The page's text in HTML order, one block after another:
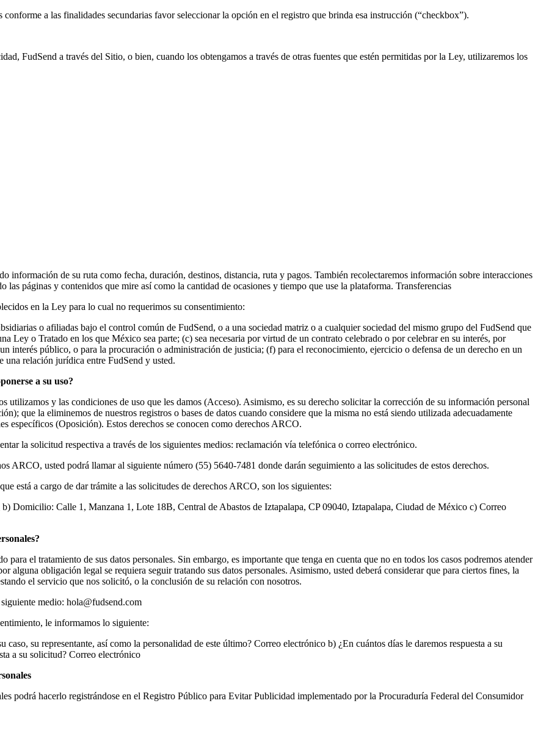
a las finalidades secundarias favor seleccionar la opción en el registro que brinda esa instrucción (“checkbox”).
FudSend a través del Sitio, o bien, cuando los obtengamos a través de otras fuentes que estén permitidas por la Ley, utilizaremos los
información de su ruta como fecha, duración, destinos, distancia, ruta y pagos. También recolectaremos información sobre interacciones
páginas y contenidos que mire así como la cantidad de ocasiones y tiempo que use la plataforma. Transferencias
en la Ley para lo cual no requerimos su consentimiento:
o afiliadas bajo el control común de FudSend, o a una sociedad matriz o a cualquier sociedad del mismo grupo del FudSend que
Ley o Tratado en los que México sea parte; (c) sea necesaria por virtud de un contrato celebrado o por celebrar en su interés, por
interés público, o para la procuración o administración de justicia; (f) para el reconocimiento, ejercicio o defensa de un derecho en un
una relación jurídica entre FudSend y usted.
a su uso?
utilizamos y las condiciones de uso que les damos (Acceso). Asimismo, es su derecho solicitar la corrección de su información personal
que la eliminemos de nuestros registros o bases de datos cuando considere que la misma no está siendo utilizada adecuadamente
específicos (Oposición). Estos derechos se conocen como derechos ARCO.
la solicitud respectiva a través de los siguientes medios: reclamación vía telefónica o correo electrónico.
ARCO, usted podrá llamar al siguiente número (55) 5640-7481 donde darán seguimiento a las solicitudes de estos derechos.
está a cargo de dar trámite a las solicitudes de derechos ARCO, son los siguientes:
Domicilio: Calle 1, Manzana 1, Lote 18B, Central de Abastos de Iztapalapa, CP 09040, Iztapalapa, Ciudad de México c) Correo
el tratamiento de sus datos personales. Sin embargo, es importante que tenga en cuenta que no en todos los casos podremos atender
alguna obligación legal se requiera seguir tratando sus datos personales. Asimismo, usted deberá considerar que para ciertos fines, la
el servicio que nos solicitó, o la conclusión de su relación con nosotros.
medio: hola@fudsend.com
le informamos lo siguiente:
su representante, así como la personalidad de este último? Correo electrónico b) ¿En cuántos días le daremos respuesta a su
a su solicitud? Correo electrónico
podrá hacerlo registrándose en el Registro Público para Evitar Publicidad implementado por la Procuraduría Federal del Consumidor